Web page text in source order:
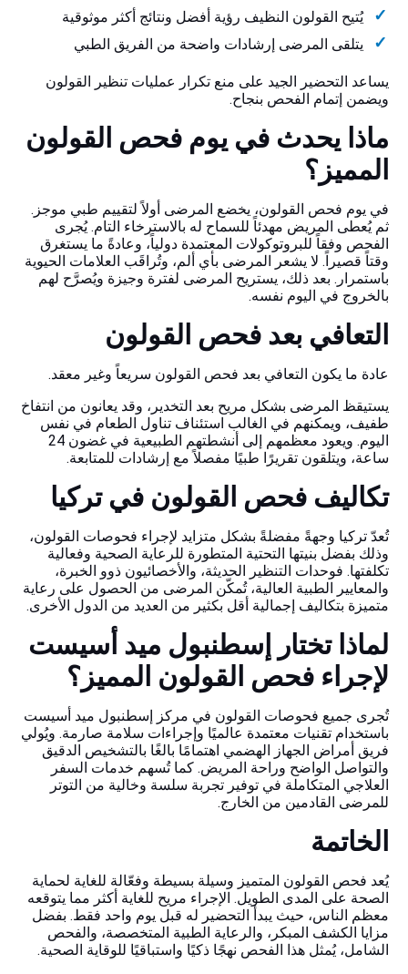
يُتيح القولون النظيف رؤية أفضل ونتائج أكثر موثوقية
يتلقى المرضى إرشادات واضحة من الفريق الطبي
يساعد التحضير الجيد على منع تكرار عمليات تنظير القولون
ويضمن إتمام الفحص بنجاح.
ماذا يحدث في يوم فحص القولون
المميز؟
في يوم فحص القولون، يخضع المرضى أولاً لتقييم طبي موجز.
ثم يُعطى المريض مهدئاً للسماح له بالاسترخاء التام. يُجرى
الفحص وفقاً للبروتوكولات المعتمدة دولياً، وعادةً ما يستغرق
وقتاً قصيراً. لا يشعر المرضى بأي ألم، وتُراقَب العلامات الحيوية
باستمرار. بعد ذلك، يستريح المرضى لفترة وجيزة ويُصرَّح لهم
بالخروج في اليوم نفسه.
التعافي بعد فحص القولون
عادة ما يكون التعافي بعد فحص القولون سريعاً وغير معقد.
يستيقظ المرضى بشكل مريح بعد التخدير، وقد يعانون من انتفاخ
طفيف، ويمكنهم في الغالب استئناف تناول الطعام في نفس
اليوم. ويعود معظمهم إلى أنشطتهم الطبيعية في غضون 24
ساعة، ويتلقون تقريرًا طبيًا مفصلاً مع إرشادات للمتابعة.
تكاليف فحص القولون في تركيا
تُعدّ تركيا وجهةً مفضلةً بشكل متزايد لإجراء فحوصات القولون،
وذلك بفضل بنيتها التحتية المتطورة للرعاية الصحية وفعالية
تكلفتها. فوحدات التنظير الحديثة، والأخصائيون ذوو الخبرة،
والمعايير الطبية العالية، تُمكّن المرضى من الحصول على رعاية
متميزة بتكاليف إجمالية أقل بكثير من العديد من الدول الأخرى.
لماذا تختار إسطنبول ميد أسيست
لإجراء فحص القولون المميز؟
تُجرى جميع فحوصات القولون في مركز إسطنبول ميد أسيست
باستخدام تقنيات معتمدة عالميًا وإجراءات سلامة صارمة. ويُولي
فريق أمراض الجهاز الهضمي اهتمامًا بالغًا بالتشخيص الدقيق
والتواصل الواضح وراحة المريض. كما تُسهم خدمات السفر
العلاجي المتكاملة في توفير تجربة سلسة وخالية من التوتر
للمرضى القادمين من الخارج.
الخاتمة
يُعد فحص القولون المتميز وسيلة بسيطة وفعّالة للغاية لحماية
الصحة على المدى الطويل. الإجراء مريح للغاية أكثر مما يتوقعه
معظم الناس، حيث يبدأ التحضير له قبل يوم واحد فقط. بفضل
مزايا الكشف المبكر، والرعاية الطبية المتخصصة، والفحص
الشامل، يُمثل هذا الفحص نهجًا ذكيًا واستباقيًا للوقاية الصحية.